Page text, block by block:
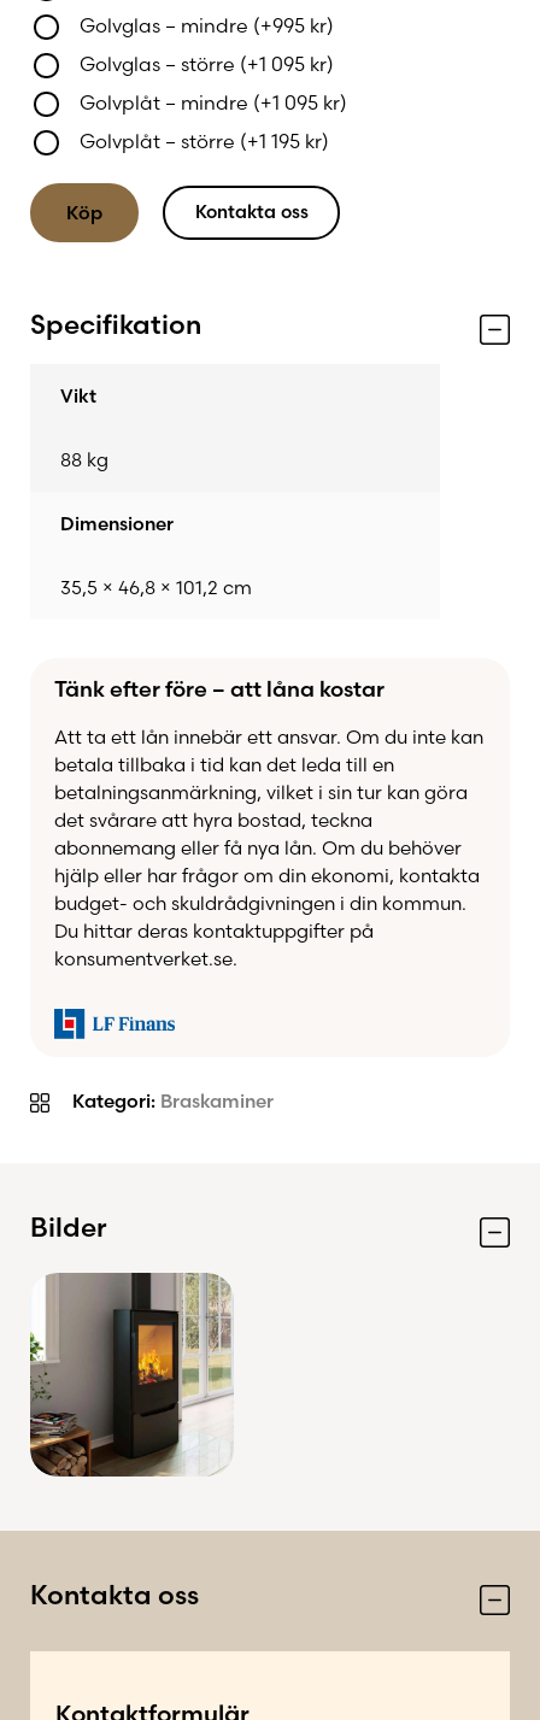
Golvglas – mindre (+995 kr)
Golvglas – större (+1 095 kr)
Golvplåt – mindre (+1 095 kr)
Golvplåt – större (+1 195 kr)
Köp Kontakta oss
Kategori: Braskaminer
Specifikation
Vikt
88 kg
Dimensioner
35,5 × 46,8 × 101,2 cm
Tänk efter före – att låna kostar
Att ta ett lån innebär ett ansvar. Om du inte kan
betala tillbaka i tid kan det leda till en
betalningsanmärkning, vilket i sin tur kan göra
det svårare att hyra bostad, teckna
abonnemang eller få nya lån. Om du behöver
hjälp eller har frågor om din ekonomi, kontakta
budget- och skuldrådgivningen i din kommun.
Du hittar deras kontaktuppgifter på
konsumentverket.se.
Bilder
Kontakta oss
Kontaktformulär